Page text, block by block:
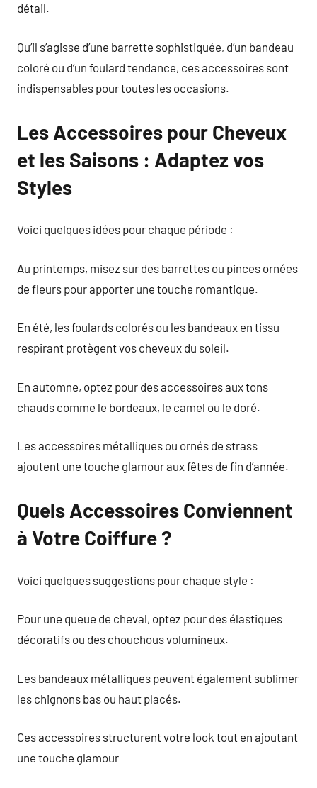
détail.
Qu’il s’agisse d’une barrette sophistiquée, d’un bandeau
coloré ou d’un foulard tendance, ces accessoires sont
indispensables pour toutes les occasions.
Les Accessoires pour Cheveux
et les Saisons : Adaptez vos
Styles
Voici quelques idées pour chaque période :
Au printemps, misez sur des barrettes ou pinces ornées
de fleurs pour apporter une touche romantique.
En été, les foulards colorés ou les bandeaux en tissu
respirant protègent vos cheveux du soleil.
En automne, optez pour des accessoires aux tons
chauds comme le bordeaux, le camel ou le doré.
Les accessoires métalliques ou ornés de strass
ajoutent une touche glamour aux fêtes de fin d’année.
Quels Accessoires Conviennent
à Votre Coiffure ?
Voici quelques suggestions pour chaque style :
Pour une queue de cheval, optez pour des élastiques
décoratifs ou des chouchous volumineux.
Les bandeaux métalliques peuvent également sublimer
les chignons bas ou haut placés.
Ces accessoires structurent votre look tout en ajoutant
une touche glamour